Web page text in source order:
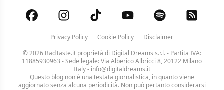
Privacy Policy Cookie Policy
Disclaimer
© 2026 BadTaste.it proprietà di Digital Dreams s.r.l.- Partita IVA:
11885930963 - Sede legale: Via Alberico Albricci 8, 20122 Milano
Italy - info@digitaldreams.it
Questo blog non è una testata giornalistica, in quanto viene
aggiornato senza alcuna periodicità. Non può pertanto considerarsi